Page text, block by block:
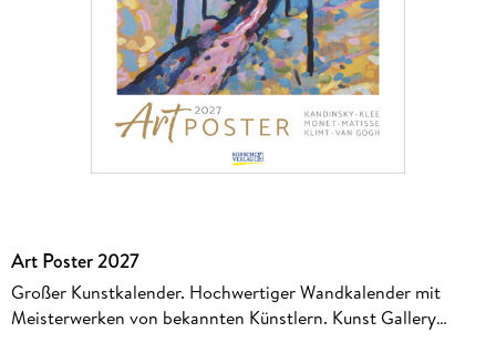
Art Poster 2027
Großer Kunstkalender. Hochwertiger Wandkalender mit
Meisterwerken von bekannten Künstlern. Kunst Gallery